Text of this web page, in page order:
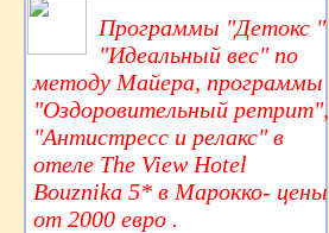
Программы "Детокс "
"Идеальный вес" по
методу Майера, программы
"Оздоровительный ретрит",
"Антистресс и релакс" в
отеле The View Hotel
Bouznika 5* в Марокко- цены
от 2000 евро .